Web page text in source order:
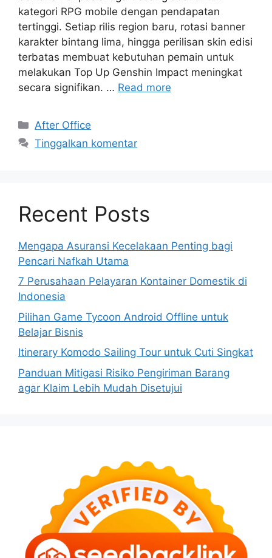
kategori RPG mobile dengan pendapatan
tertinggi. Setiap rilis region baru, rotasi banner
karakter bintang lima, hingga perilisan skin edisi
terbatas membuat kebutuhan pemain untuk
melakukan Top Up Genshin Impact meningkat
secara signifikan. … Read more
Kategori
After Office
Tinggalkan komentar
Recent Posts
Mengapa Asuransi Kecelakaan Penting bagi
Pencari Nafkah Utama
7 Perusahaan Pelayaran Kontainer Domestik di
Indonesia
Pilihan Game Tycoon Android Offline untuk
Belajar Bisnis
Itinerary Komodo Sailing Tour untuk Cuti Singkat
Panduan Mitigasi Risiko Pengiriman Barang
agar Klaim Lebih Mudah Disetujui